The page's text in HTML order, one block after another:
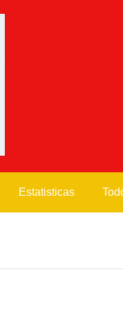
Estatisticas